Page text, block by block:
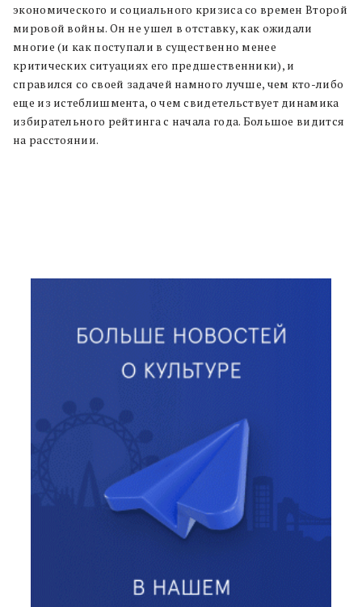
экономического и социального кризиса со времен Второй
мировой войны. Он не ушел в отставку, как ожидали
многие (и как поступали в существенно менее
критических ситуациях его предшественники), и
справился со своей задачей намного лучше, чем кто-либо
еще из истеблишмента, о чем свидетельствует динамика
избирательного рейтинга с начала года. Большое видится
на расстоянии.